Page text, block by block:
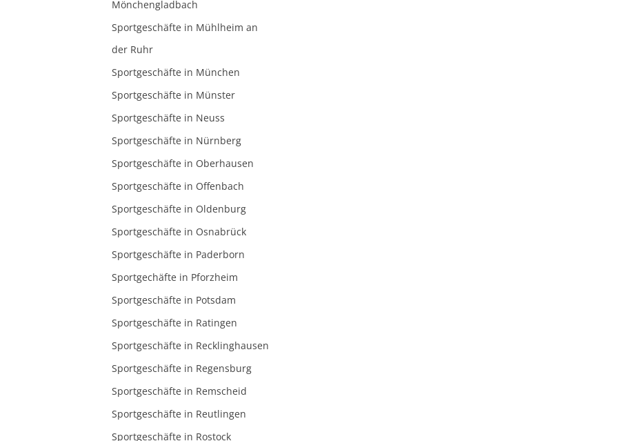
Mönchengladbach
Sportgeschäfte in Mühlheim an
der Ruhr
Sportgeschäfte in München
Sportgeschäfte in Münster
Sportgeschäfte in Neuss
Sportgeschäfte in Nürnberg
Sportgeschäfte in Oberhausen
Sportgeschäfte in Offenbach
Sportgeschäfte in Oldenburg
Sportgeschäfte in Osnabrück
Sportgeschäfte in Paderborn
Sportgechäfte in Pforzheim
Sportgeschäfte in Potsdam
Sportgeschäfte in Ratingen
Sportgeschäfte in Recklinghausen
Sportgeschäfte in Regensburg
Sportgeschäfte in Remscheid
Sportgeschäfte in Reutlingen
Sportgeschäfte in Rostock